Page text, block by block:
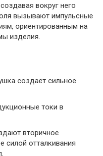
вокруг него
вызывают импульсные
ориентированным на
изделия.
создаёт сильное
токи в
вторичное
силой отталкивания